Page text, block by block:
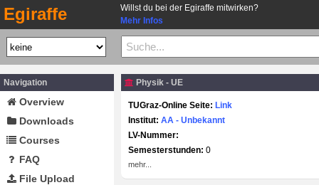
Egiraffe
Willst du bei der Egiraffe mitwirken?
Mehr Infos
Navigation
Overview
Downloads
Courses
FAQ
File Upload
Physik - UE
TUGraz-Online Seite: Link
Institut: AA - Unbekannt
LV-Nummer:
Semesterstunden: 0
mehr...